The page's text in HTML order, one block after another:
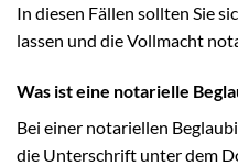
In diesen Fällen sollten Sie
lassen und die Vollmacht
Was ist eine notarielle
Bei einer notariellen
die Unterschrift unter dem